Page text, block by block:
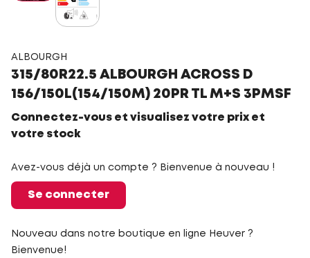
ALBOURGH
315/80R22.5 ALBOURGH ACROSS D
156/150L(154/150M) 20PR TL M+S 3PMSF
Connectez-vous et visualisez votre prix et
votre stock
Avez-vous déjà un compte ? Bienvenue à nouveau !
Se connecter
Nouveau dans notre boutique en ligne Heuver ?
Bienvenue!